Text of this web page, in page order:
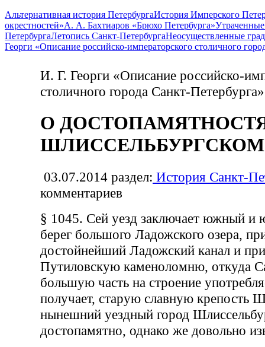
Альтернативная история ПетербургаИстория Имперского
окрестностей»А. А. Бахтиаров «Брюхо Петербурга»
ПетербургаЛетопись Санкт-ПетербургаНеосуществленные
Георги «Описание российско-императорского столичного
И. Г. Георги «Описание российско-
столичного города Санкт-Петербурга»
О
ШЛИССЕЛЬБУРГСКОМ
03.07.2014 раздел: История Санкт-
комментариев
§ 1045. Сей уезд заключает южный и
берег большого Ладожского озера,
достойнейший Ладожский канал и
Путиловскую каменоломню, откуда
большую часть на строение
получает, старую славную крепость
нынешний уездный город
достопамятно, однако же довольно